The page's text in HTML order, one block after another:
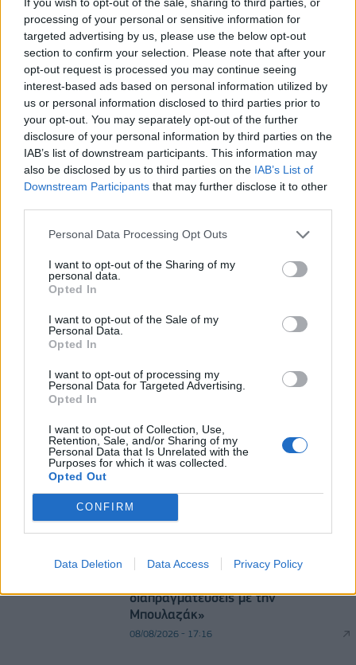
processing of your personal or sensitive information for
targeted advertising by us, please use the below opt-out
section to confirm your selection. Please note that after your
opt-out request is processed you may continue seeing
interest-based ads based on personal information utilized by
us or personal information disclosed to third parties prior to
your opt-out. You may separately opt-out of the further
disclosure of your personal information by third parties on the
IAB’s list of downstream participants. This information may
also be disclosed by us to third parties on the IAB’s List of
Downstream Participants that may further disclose it to other
Personal Data Processing Opt Outs
I want to opt-out of the Sharing of my
personal data.
Opted In
I want to opt-out of the Sale of my
Personal Data.
Opted In
I want to opt-out of processing my
Personal Data for Targeted Advertising.
Opted In
I want to opt-out of Collection, Use,
Retention, Sale, and/or Sharing of my
Personal Data that Is Unrelated with the
Purposes for which it was collected.
Opted Out
CONFIRM
Data Deletion Data Access Privacy Policy
Ελληνική Αναπτυξιακή Τράπεζα: Με «προίκα» 2
δισ. ευρώ ανοίγει δρόμο για δάνεια έως 5 δισ. σε
μικρομεσαίες
08/08/2026 - 11:22 ΤΡΑΠΕΖΕΣ
Χρηματιστήριο Αθηνών: Εβδομαδιαία άνοδος
1,76%, κέρδη 23,31% από τις αρχές του έτους
08/08/2026 - 12:36 ΟΙΚΟΝΟΜΙΑ
Διευρύνεται η πρωτοβουλία για τις τιμές στο ράφι
με 916 προϊόντα
08/08/2026 - 12:12 ΛΙΑΝΕΜΠΟΡΙΟ
5G παντού, 6G στον ορίζοντα: Πού βρίσκεται η
08/08/2026 - 10:54 ΤΕΧΝΟΛΟΓΙΑ
DIRECTION BUSINESS NETWORK
allstarbasket.gr
Εθνική Κορασίδων: Νίκησε με 74-65
Νορβηγία
08/08/2026 - 18:31
allstarbasket.gr
διαπραγματεύσεις με την
Μπουλαζάκ»
08/08/2026 - 17:16